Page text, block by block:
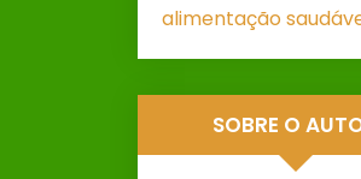
alimentação
SOBRE O